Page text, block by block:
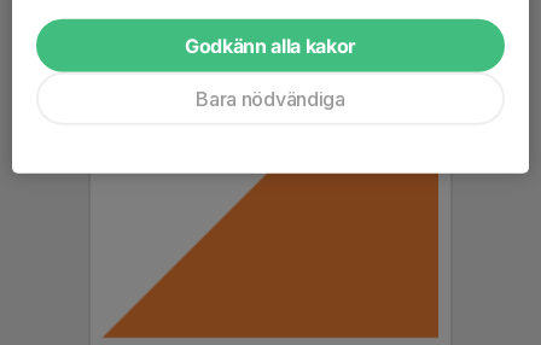
Godkänn alla kakor
Bara nödvändiga